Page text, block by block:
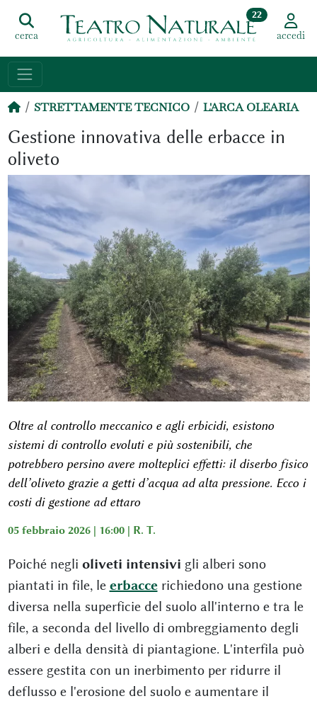
cerca
22
accedi
STRETTAMENTE TECNICO L'ARCA OLEARIA
Gestione innovativa delle erbacce in
oliveto
Oltre al controllo meccanico e agli erbicidi, esistono
sistemi di controllo evoluti e più sostenibili, che
potrebbero persino avere molteplici effetti: il diserbo fisico
dell’oliveto grazie a getti d’acqua ad alta pressione. Ecco i
costi di gestione ad ettaro
05 febbraio 2026 | 16:00 | R. T.
Poiché negli oliveti intensivi gli alberi sono
piantati in file, le erbaccerichiedono una gestione
diversa nella superficie del suolo all'interno e tra le
file, a seconda del livello di ombreggiamento degli
alberi e della densità di piantagione. L'interfila può
essere gestita con un inerbimento per ridurre il
deflusso e l'erosione del suolo e aumentare il